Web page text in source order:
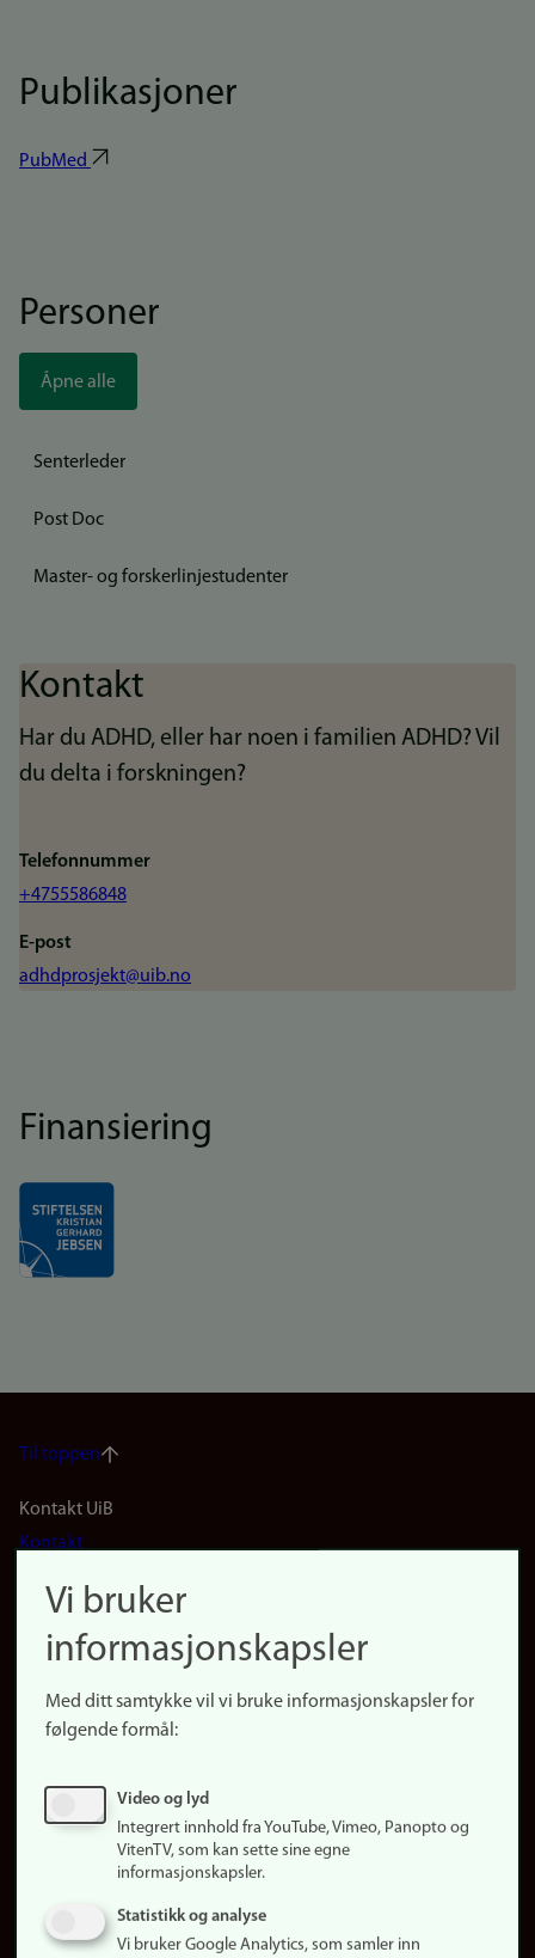
Publikasjoner
PubMed
Personer
Åpne alle
Senterleder
Post Doc
Master- og forskerlinjestudenter
Kontakt
Har du ADHD, eller har noen i familien ADHD? Vil
du delta i forskningen?
Telefonnummer
+4755586848
E-post
adhdprosjekt@uib.no
Finansiering
Til toppen
Footer
(no)
Kontakt UiB
Kontakt
Finn forsker
Presse
Finn studier
Ledige stillinger
Om nettstedet
Vi bruker
informasjonskapsler
Med ditt samtykke vil vi bruke informasjonskapsler for
følgende formål:
Video og lyd
Integrert innhold fra YouTube, Vimeo, Panopto og
VitenTV, som kan sette sine egne
informasjonskapsler.
Statistikk og analyse
Vi bruker Google Analytics, som samler inn